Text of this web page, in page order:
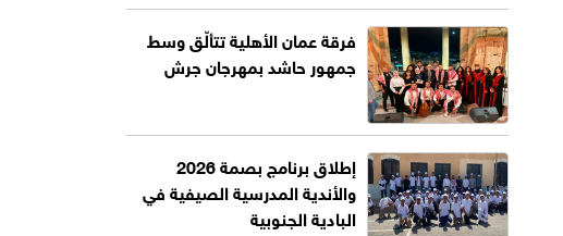
فرقة عمان الأهلية تتألّق وسط
جمهور حاشد بمهرجان جرش
إطلاق برنامج بصمة 2026
والأندية المدرسية الصيفية في
البادية الجنوبية